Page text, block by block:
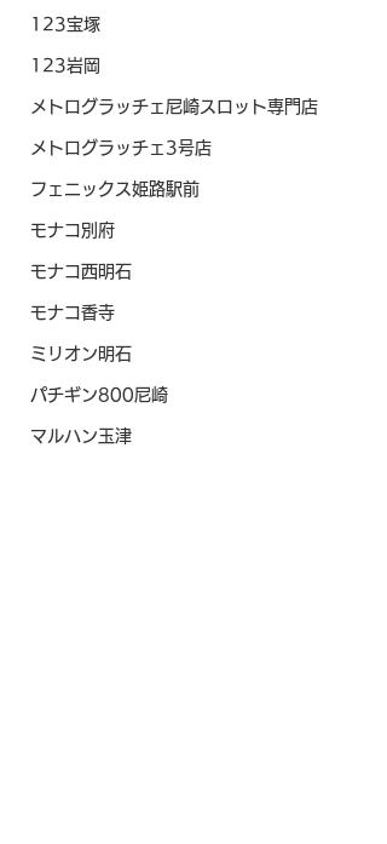
123宝塚
123岩岡
メトログラッチェ尼崎スロット専門店
メトログラッチェ3号店
フェニックス姫路駅前
モナコ別府
モナコ西明石
モナコ香寺
ミリオン明石
パチギン800尼崎
マルハン玉津